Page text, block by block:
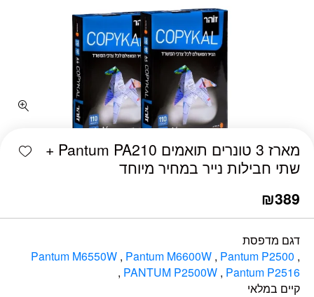
מארז 3 טונרים תואמים Pantum PA210 +
שתי חבילות נייר במחיר מיוחד
₪389
דגם מדפסת
Pantum M6550W , Pantum M6600W , Pantum P2500 ,
PANTUM P2500W , Pantum P2516
,
קיים במלאי